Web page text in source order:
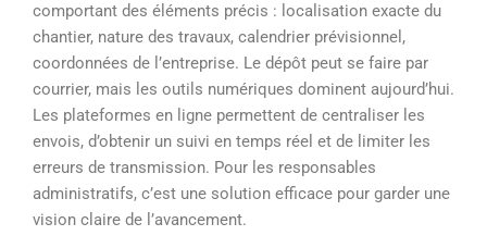
comportant des éléments précis : localisation exacte du
chantier, nature des travaux, calendrier prévisionnel,
coordonnées de l’entreprise. Le dépôt peut se faire par
courrier, mais les outils numériques dominent aujourd’hui.
Les plateformes en ligne permettent de centraliser les
envois, d’obtenir un suivi en temps réel et de limiter les
erreurs de transmission. Pour les responsables
administratifs, c’est une solution efficace pour garder une
vision claire de l’avancement.